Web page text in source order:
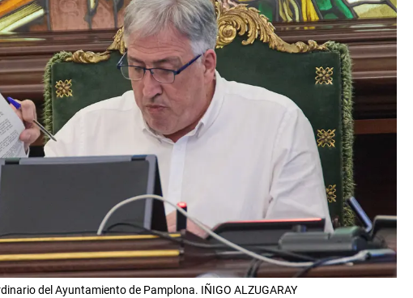
del Ayuntamiento de Pamplona. IÑIGO ALZUGARAY